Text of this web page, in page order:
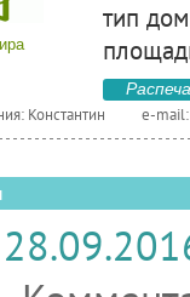
тип
Константин e-